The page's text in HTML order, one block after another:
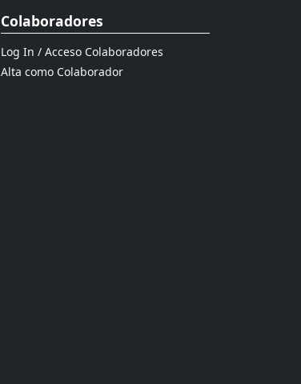
Colaboradores
Log In / Acceso Colaboradores
Alta como Colaborador